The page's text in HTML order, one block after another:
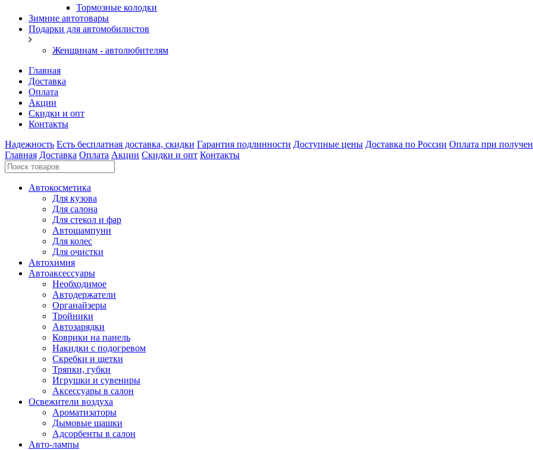
Тормозные колодки
Зимние автотовары
Подарки для автомобилистов
Женщинам - автолюбителям
Главная
Доставка
Оплата
Акции
Скидки и опт
Контакты
Надежность Есть бесплатная доставка, скидки Гарантия подлинности Доступные цены Доставка по России Оплата при
Главная Доставка Оплата Акции Скидки и опт Контакты
Автокосметика
Для кузова
Для салона
Для стекол и фар
Автошампуни
Для колес
Для очистки
Автохимия
Автоаксессуары
Необходимое
Автодержатели
Органайзеры
Тройники
Автозарядки
Коврики на панель
Накидки с подогревом
Скребки и щетки
Тряпки, губки
Игрушки и сувениры
Аксессуары в салон
Освежители воздуха
Ароматизаторы
Дымовые шашки
Адсорбенты в салон
Авто-лампы